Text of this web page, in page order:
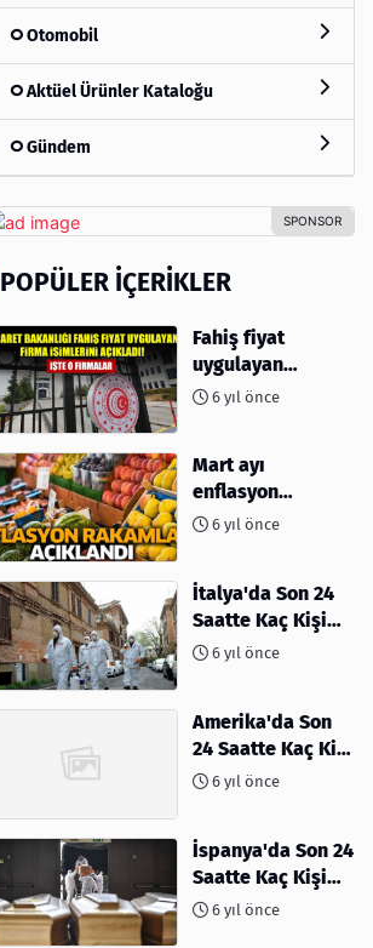
Otomobil
Aktüel Ürünler Kataloğu
Gündem
POPÜLER İÇERIKLER
Fahiş fiyat
uygulayan
firmalar açıklandı
6 yıl önce
Mart ayı
enflasyon
rakamları
6 yıl önce
İtalya'da Son 24
Saatte Kaç Kişi
Öldü6 yıl önce
Amerika'da Son
24 Saatte Kaç Kişi
Öldü - 06 Nisan
6 yıl önce
İspanya'da Son 24
Saatte Kaç Kişi
Öldü6 yıl önce